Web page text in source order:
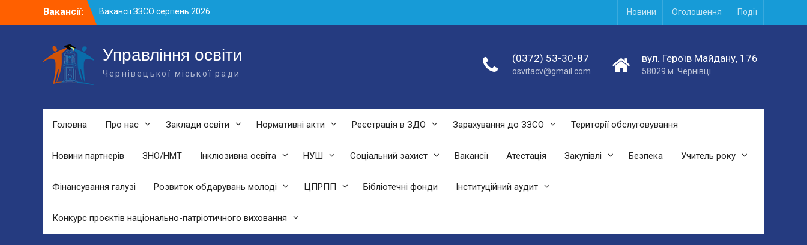
Вакансії:
Вакансії ЗЗСО серпень 2026
Вакансії ЗЗСО червень 2026
підрозділах ЗЗСО станом на 01.08.2026
р.
Новини Оголошення Події
Управління освіти
Чернівецької міської ради
(0372) 53-30-87
osvitacv@gmail.com
вул. Героїв Майдану, 176
58029 м. Чернівці
Головна Про нас Заклади освіти Нормативні акти Реєстрація в ЗДО Зарахування до ЗЗСО Території обслуговування
Новини партнерів ЗНО/НМТ Інклюзивна освіта НУШ Соціальний захист Вакансії Атестація Закупівлі Безпека Учитель року
Фінансування галузі Розвиток обдарувань молоді ЦПРПП Бібліотечні фонди Інституційний аудит
Конкурс проєктів національно-патріотичного виховання